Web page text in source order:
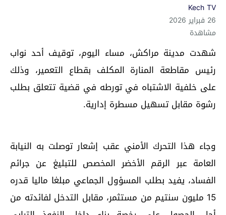
Kech TV
26 فبراير 2026
مشاهدة
شهدت مدينة مراكش، مساء اليوم، توقيف أحد نواب
رئيس مقاطعة المنارة المكلف بقطاع التعمير، وذلك
على خلفية الاشتباه في تورطه في قضية تتعلق بطلب
رشوة مقابل تسهيل مسطرة إدارية.
وجاء هذا التحرك الأمني عقب إشعار توصلت به النيابة
العامة عبر الرقم الأخضر المخصص للتبليغ عن جرائم
الفساد، يفيد بطلب المسؤول الجماعي مبلغا ماليا قدره
15 مليون سنتيم من مستثمر، مقابل التدخل لفائدته من